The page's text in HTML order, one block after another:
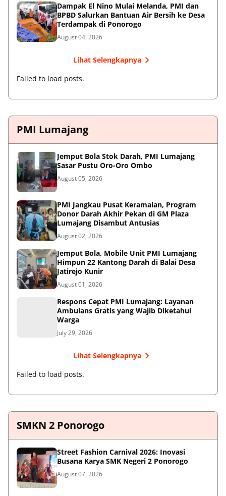
Dampak El Nino Mulai Melanda, PMI dan
BPBD Salurkan Bantuan Air Bersih ke Desa
Terdampak di Ponorogo
August 04, 2026
Lihat Selengkapnya
Failed to load posts.
PMI Lumajang
Jemput Bola Stok Darah, PMI Lumajang
Sasar Pustu Oro-Oro Ombo
August 05, 2026
PMI Jangkau Pusat Keramaian, Program
Donor Darah Akhir Pekan di GM Plaza
Lumajang Disambut Antusias
August 02, 2026
Jemput Bola, Mobile Unit PMI Lumajang
Himpun 22 Kantong Darah di Balai Desa
Jatirejo Kunir
August 01, 2026
Respons Cepat PMI Lumajang: Layanan
Ambulans Gratis yang Wajib Diketahui
Warga
July 29, 2026
Lihat Selengkapnya
Failed to load posts.
SMKN 2 Ponorogo
Street Fashion Carnival 2026: Inovasi
Busana Karya SMK Negeri 2 Ponorogo
August 07, 2026